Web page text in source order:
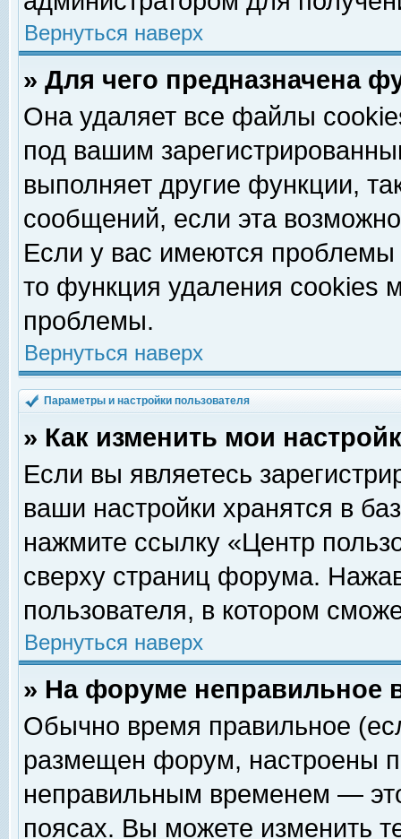
Вернуться наверх
» Для чего предназначена
Она удаляет все файлы
под вашим
выполняет другие функции,
сообщений, если эта
Если у вас имеются
то функция удаления cookies
проблемы.
Вернуться наверх
Параметры и настройки пользователя
» Как изменить мои
Если вы являетесь
ваши настройки хранятся в
нажмите ссылку «Центр
сверху страниц форума.
пользователя, в котором
Вернуться наверх
» На форуме неправильное
Обычно время правильное
размещен форум, настроены
неправильным временем —
поясах. Вы можете изменить